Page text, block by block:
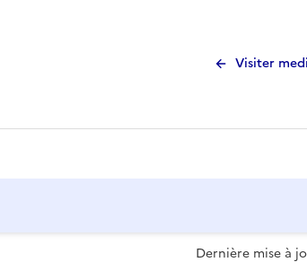
Visiter
Dernière mise à